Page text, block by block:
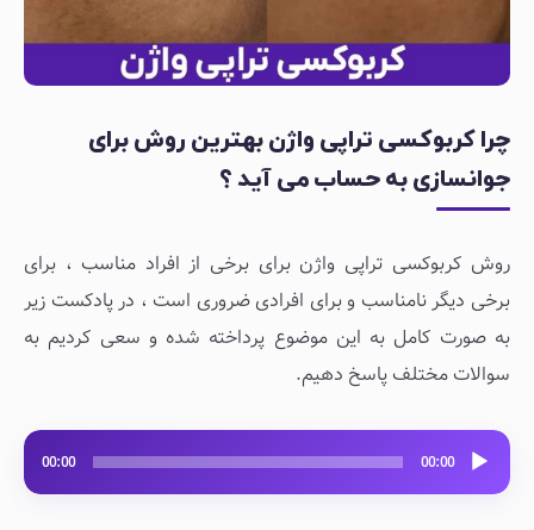
چرا کربوکسی تراپی واژن بهترین روش برای
جوانسازی به حساب می آید ؟
روش کربوکسی تراپی واژن برای برخی از افراد مناسب ، برای
برخی دیگر نامناسب و برای افرادی ضروری است ، در پادکست زیر
به صورت کامل به این موضوع پرداخته شده و سعی کردیم به
سوالات مختلف پاسخ دهیم.
پخش‌کننده
صوت
00:00
00:00